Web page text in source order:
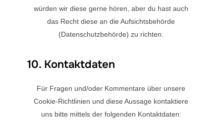
würden wir diese gerne hören, aber du hast auch
das Recht diese an die Aufsichtsbehörde
(Datenschutzbehörde) zu richten.
10. Kontaktdaten
Für Fragen und/oder Kommentare über unsere
Cookie-Richtlinien und diese Aussage kontaktiere
uns bitte mittels der folgenden Kontaktdaten: